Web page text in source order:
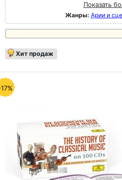
Показать
Жанры: Арии и
Хит продаж